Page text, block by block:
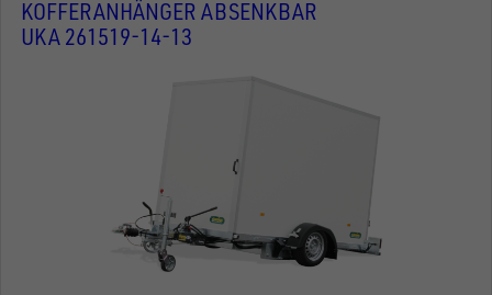
KOFFERANHÄNGER ABSENKBAR
UKA 261519-14-13